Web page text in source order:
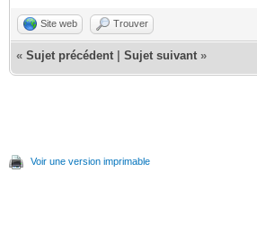
Site web Trouver
« Sujet précédent Sujet suivant »
Voir une version imprimable